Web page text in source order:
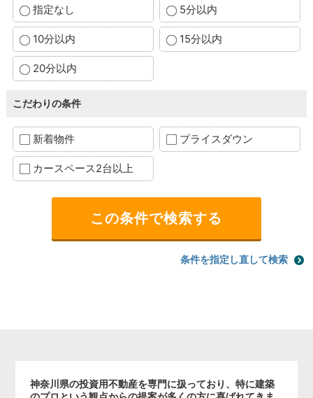
指定なし 5分以内
10分以内 15分以内
20分以内
こだわりの条件
新着物件 プライスダウン
カースペース2台以上
条件を指定し直して検索
神奈川県の投資用不動産を専門に扱っており、特に建築